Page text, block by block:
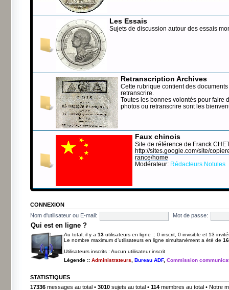
Les Essais
Sujets de discussion autour des essais
Retranscription Archives
Cette rubrique contient des
retranscrire.
Toutes les bonnes volontés pour faire
photos ou retranscrire sont les
Faux chinois
Site de référence de Franck
http://sites.google.com/site/
rance/home
Modérateur: Rédacteurs Notules
CONNEXION
Nom d'utilisateur ou E-mail:
Mot de passe:
Qui est en ligne ?
Au total, il y a 13 utilisateurs en ligne :: 0 inscrit, 0 invisible et 13
Le nombre maximum d’utilisateurs en ligne simultanément a été de
Utilisateurs inscrits : Aucun utilisateur inscrit
Légende :: Administrateurs Bureau ADF, Commission
STATISTIQUES
17336 messages au total • 3010 sujets au total • 114 membres au total • Notre